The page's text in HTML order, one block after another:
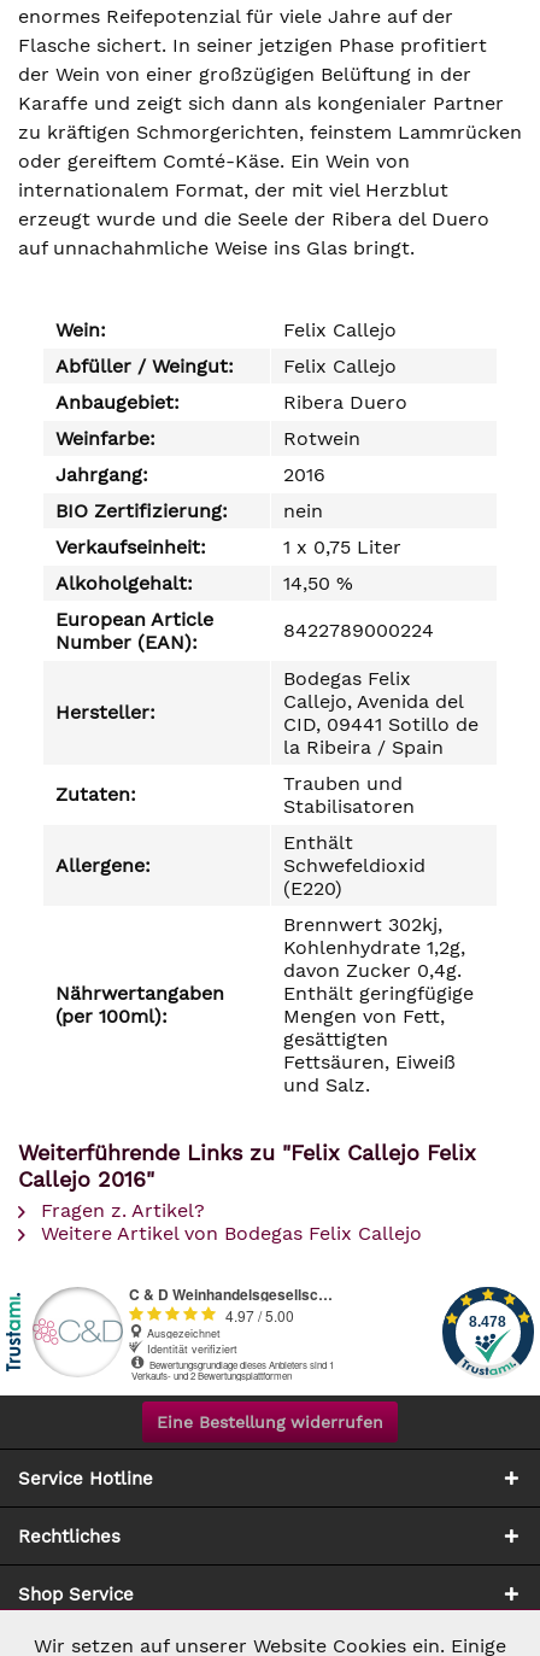
enormes Reifepotenzial für viele Jahre auf der
Flasche sichert. In seiner jetzigen Phase profitiert
der Wein von einer großzügigen Belüftung in der
Karaffe und zeigt sich dann als kongenialer Partner
zu kräftigen Schmorgerichten, feinstem Lammrücken
oder gereiftem Comté-Käse. Ein Wein von
internationalem Format, der mit viel Herzblut
erzeugt wurde und die Seele der Ribera del Duero
auf unnachahmliche Weise ins Glas bringt.
Wein:
Felix Callejo
Abfüller / Weingut:
Felix Callejo
Anbaugebiet:
Ribera Duero
Weinfarbe:
Rotwein
Jahrgang:
2016
BIO Zertifizierung:
nein
Verkaufseinheit:
1 x 0,75 Liter
Alkoholgehalt:
14,50 %
European Article
Number (EAN):
8422789000224
Hersteller:
Bodegas Felix
Callejo, Avenida del
CID, 09441 Sotillo de
la Ribeira / Spain
Zutaten:
Trauben und
Stabilisatoren
Allergene:
Enthält
Schwefeldioxid
(E220)
Nährwertangaben
(per 100ml):
Brennwert 302kj,
Kohlenhydrate 1,2g,
davon Zucker 0,4g.
Enthält geringfügige
Mengen von Fett,
gesättigten
Fettsäuren, Eiweiß
und Salz.
Weiterführende Links zu "Felix Callejo Felix
Callejo 2016"
Fragen z. Artikel?
Weitere Artikel von Bodegas Felix Callejo
Eine Bestellung widerrufen
Service Hotline
Rechtliches
Shop Service
Notwendig Aktiv
Wir setzen auf unserer Website Cookies ein. Einige